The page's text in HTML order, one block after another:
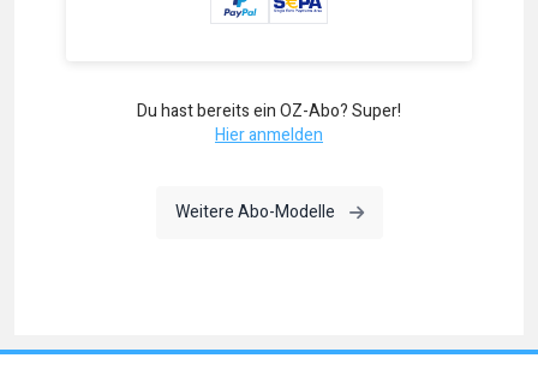
Du hast bereits ein OZ-Abo? Super!
Hier anmelden
Weitere Abo-Modelle